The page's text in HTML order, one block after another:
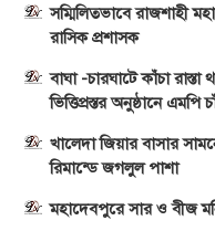
সম্মিলিতভাবে রাজশাহী
রাসিক প্রশাসক
বাঘা -চারঘাটে কাঁচা
ভিত্তিপ্রস্তর অনুষ্ঠানে এমপি
খালেদা জিয়ার বাসার
রিমান্ডে জগলুল পাশা
মহাদেবপুরে সার ও বীজ